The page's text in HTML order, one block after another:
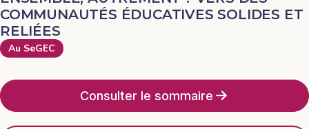
COMMUNAUTÉS ÉDUCATIVES SOLIDES ET
RELIÉES
Au SeGEC
Consulter le sommaire